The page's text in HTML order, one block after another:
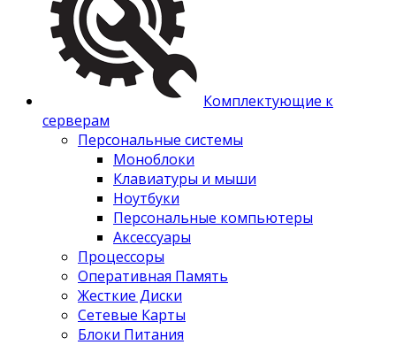
Комплектующие к
серверам
Персональные системы
Моноблоки
Клавиатуры и мыши
Ноутбуки
Персональные компьютеры
Аксессуары
Процессоры
Оперативная Память
Жесткие Диски
Сетевые Карты
Блоки Питания